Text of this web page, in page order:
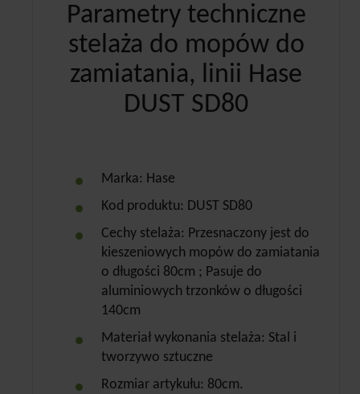
Parametry techniczne
stelaża do mopów do
zamiatania, linii Hase
DUST SD80
Marka: Hase
Kod produktu: DUST SD80
Cechy stelaża: Przesnaczony jest do
kieszeniowych mopów do zamiatania
o długości 80cm ; Pasuje do
aluminiowych trzonków o długości
140cm
Materiał wykonania stelaża: Stal i
tworzywo sztuczne
Rozmiar artykułu: 80cm.